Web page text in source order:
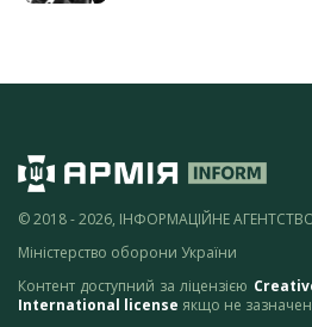
© 2018 - 2026, ІНФОРМАЦІЙНЕ
Міністерство оборони України
Контент доступний за ліцензією
International license якщо не